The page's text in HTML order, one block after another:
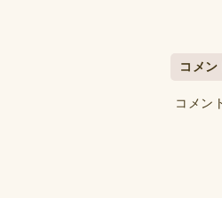
コメン
コメン